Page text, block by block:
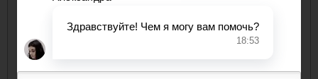
Зарплаты футболистов ПСЖ в евро
2Зарплата Месси в Барселоне за год, месяц, неделю